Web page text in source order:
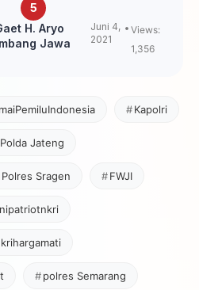
H. Aryo
Jawa
Juni 4,
2021
Views:
1,356
Kapolri
Polda Jateng
Polres Sragen FWJI
polres Semarang